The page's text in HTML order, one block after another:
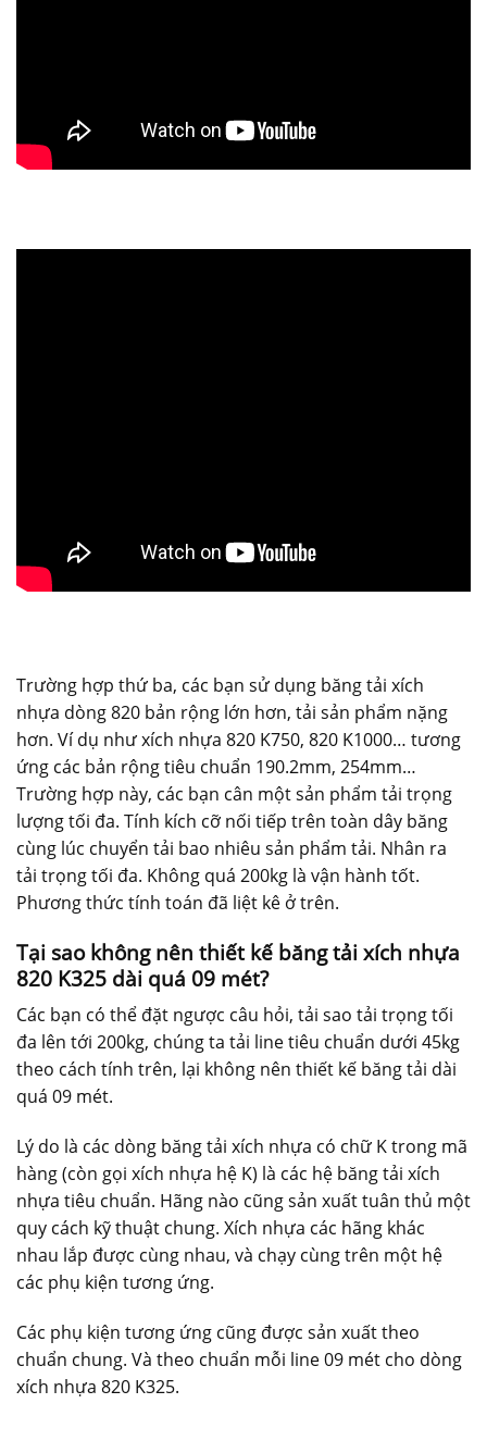
Trường hợp thứ ba, các bạn sử dụng băng tải xích
nhựa dòng 820 bản rộng lớn hơn, tải sản phẩm nặng
hơn. Ví dụ như xích nhựa 820 K750, 820 K1000… tương
ứng các bản rộng tiêu chuẩn 190.2mm, 254mm…
Trường hợp này, các bạn cân một sản phẩm tải trọng
lượng tối đa. Tính kích cỡ nối tiếp trên toàn dây băng
cùng lúc chuyển tải bao nhiêu sản phẩm tải. Nhân ra
tải trọng tối đa. Không quá 200kg là vận hành tốt.
Phương thức tính toán đã liệt kê ở trên.
Tại sao không nên thiết kế băng tải xích nhựa
820 K325 dài quá 09 mét?
Các bạn có thể đặt ngược câu hỏi, tải sao tải trọng tối
đa lên tới 200kg, chúng ta tải line tiêu chuẩn dưới 45kg
theo cách tính trên, lại không nên thiết kế băng tải dài
quá 09 mét.
Lý do là các dòng băng tải xích nhựa có chữ K trong mã
hàng (còn gọi xích nhựa hệ K) là các hệ băng tải xích
nhựa tiêu chuẩn. Hãng nào cũng sản xuất tuân thủ một
quy cách kỹ thuật chung. Xích nhựa các hãng khác
nhau lắp được cùng nhau, và chạy cùng trên một hệ
các phụ kiện tương ứng.
Các phụ kiện tương ứng cũng được sản xuất theo
chuẩn chung. Và theo chuẩn mỗi line 09 mét cho dòng
xích nhựa 820 K325.